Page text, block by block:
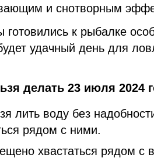
и снотворным
к рыбалке
удачный день для
делать 23 июля 2024
лить воду без
рядом с ними.
хвастаться рядом с